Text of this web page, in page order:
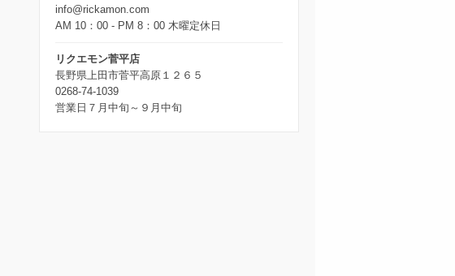
info@rickamon.com
AM 10：00 - PM 8：00 木曜定休日
リクエモン菅平店
長野県上田市菅平高原１２６５
0268-74-1039
営業日７月中旬～９月中旬